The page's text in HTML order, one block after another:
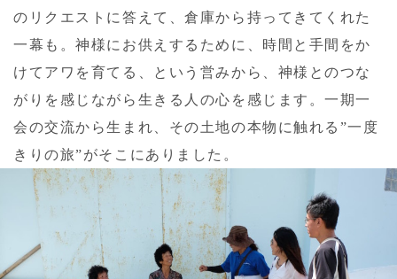
のリクエストに答えて、倉庫から持ってきてくれた
一幕も。神様にお供えするために、時間と手間をか
けてアワを育てる、という営みから、神様とのつな
がりを感じながら生きる人の心を感じます。一期一
会の交流から生まれ、その土地の本物に触れる”一度
きりの旅”がそこにありました。